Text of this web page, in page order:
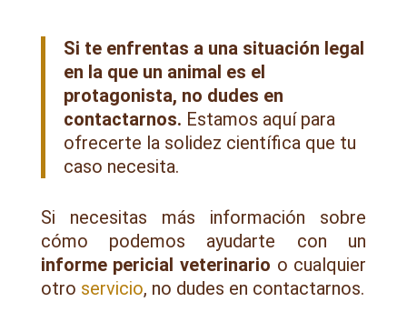
Si te enfrentas a una situación legal
en la que un animal es el
protagonista, no dudes en
contactarnos. Estamos aquí para
ofrecerte la solidez científica que tu
caso necesita.
Si necesitas más información sobre
cómo podemos ayudarte con un
informe pericial veterinario o cualquier
otro servicio, no dudes en contactarnos.